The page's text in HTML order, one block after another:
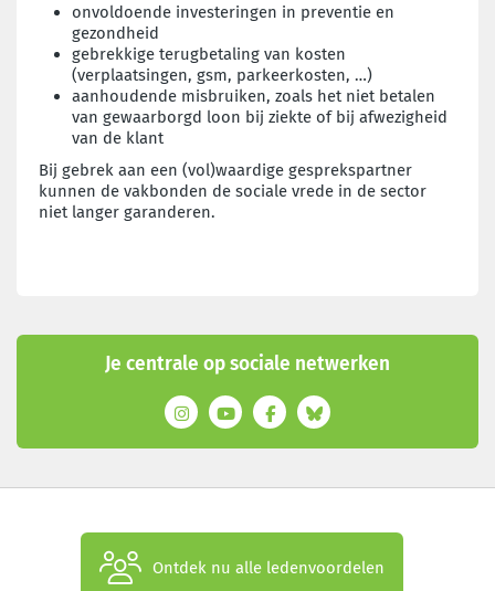
onvoldoende investeringen in preventie en
gezondheid
gebrekkige terugbetaling van kosten
(verplaatsingen, gsm, parkeerkosten, …)
aanhoudende misbruiken, zoals het niet betalen
van gewaarborgd loon bij ziekte of bij afwezigheid
van de klant
Bij gebrek aan een (vol)waardige gesprekspartner
kunnen de vakbonden de sociale vrede in de sector
niet langer garanderen.
Je centrale op sociale netwerken
Ontdek nu alle ledenvoordelen